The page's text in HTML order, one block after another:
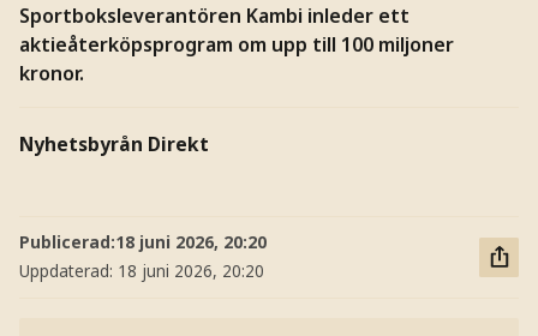
Sportboksleverantören Kambi inleder ett
aktieåterköpsprogram om upp till 100 miljoner
kronor.
Nyhetsbyrån Direkt
Publicerad:18 juni 2026, 20:20
Uppdaterad: 18 juni 2026, 20:20